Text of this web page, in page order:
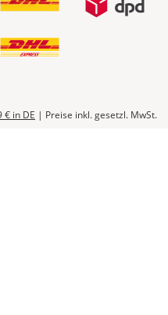
€ in DE | Preise inkl. gesetzl. MwSt.